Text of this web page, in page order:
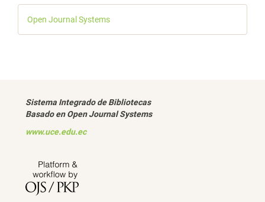
Desarrollado
por
Open Journal Systems
Sistema Integrado de Bibliotecas
Basado en Open Journal Systems
www.uce.edu.ec